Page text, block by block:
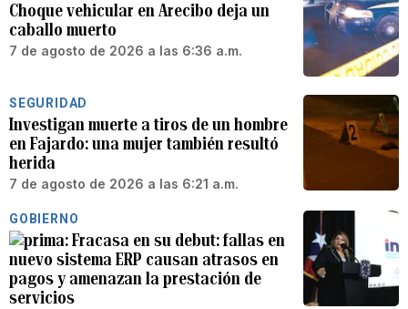
Choque vehicular en Arecibo deja un
caballo muerto
7 de agosto de 2026 a las 6:36 a.m.
SEGURIDAD
Investigan muerte a tiros de un hombre
en Fajardo: una mujer también resultó
herida
7 de agosto de 2026 a las 6:21 a.m.
GOBIERNO
Fracasa en su debut: fallas en
nuevo sistema ERP causan atrasos en
pagos y amenazan la prestación de
servicios